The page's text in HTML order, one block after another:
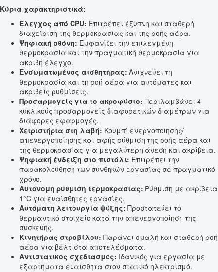
Κύρια χαρακτηριστικά:
Έλεγχος από CPU: Επιτρέπει έξυπνη και σταθερή
διαχείριση της θερμοκρασίας και της ροής αέρα.
Ψηφιακή οθόνη: Εμφανίζει την επιλεγμένη
θερμοκρασία και την πραγματική θερμοκρασία για
ακριβή έλεγχο.
Ενσωματωμένος αισθητήρας: Ανιχνεύει τη
θερμοκρασία και τη ροή αέρα για αυτόματες και
ακριβείς ρυθμίσεις.
Προσαρμογείς για το ακροφύσιο: Περιλαμβάνει 4
κυκλικούς προσαρμογείς διαφορετικών διαμέτρων για
διάφορες εφαρμογές.
Χειριστήρια στη λαβή: Κουμπί ενεργοποίησης/
απενεργοποίησης και αφής ρύθμιση της ροής αέρα και
της θερμοκρασίας για μεγαλύτερη άνεση και ακρίβεια.
Ψηφιακή ένδειξη στο πιστόλι: Επιτρέπει την
παρακολούθηση των συνθηκών εργασίας σε πραγματικό
χρόνο.
Αυτόνομη ρύθμιση θερμοκρασίας: Ρύθμιση με ακρίβεια
1°C για ευαίσθητες εργασίες.
Αυτόματη λειτουργία ψύξης: Προστατεύει το
θερμαντικό στοιχείο κατά την απενεργοποίηση της
συσκευής.
Κινητήρας στροβίλου: Παράγει ομαλή και σταθερή ροή
αέρα για βέλτιστα αποτελέσματα.
Αντιστατικός σχεδιασμός: Ιδανικός για εργασία με
εξαρτήματα ευαίσθητα στον στατικό ηλεκτρισμό.